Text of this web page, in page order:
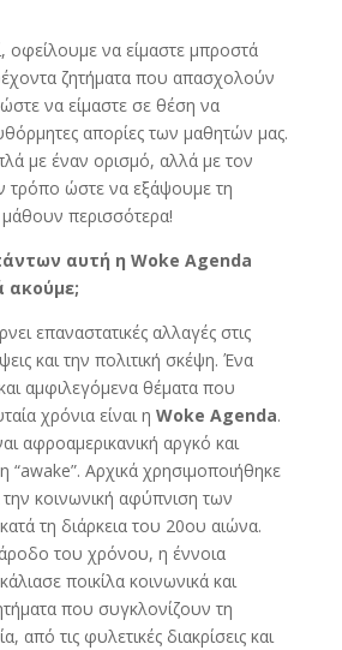
οφείλουμε να είμαστε μπροστά
ζητήματα που απασχολούν
ώστε να είμαστε σε θέση να
απορίες των μαθητών μας.
με έναν ορισμό, αλλά με τον
τρόπο ώστε να εξάψουμε τη
περισσότερα!
αυτή η Woke Agenda
ακούμε;
επαναστατικές αλλαγές στις
και την πολιτική σκέψη. Ένα
αμφιλεγόμενα θέματα που
χρόνια είναι η Woke Agenda.
αφροαμερικανική αργκό και
“awake”. Aρχικά χρησιμοποιήθηκε
την κοινωνική αφύπνιση των
τη διάρκεια του 20ου αιώνα.
του χρόνου, η έννοια
ποικίλα κοινωνικά και
που συγκλονίζουν τη
από τις φυλετικές διακρίσεις και